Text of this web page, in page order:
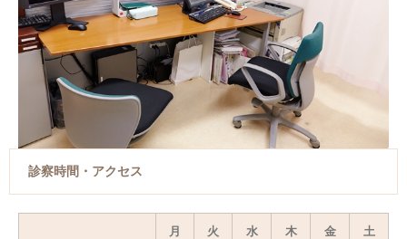
診察時間・アクセス
月 火 水 木 金 土